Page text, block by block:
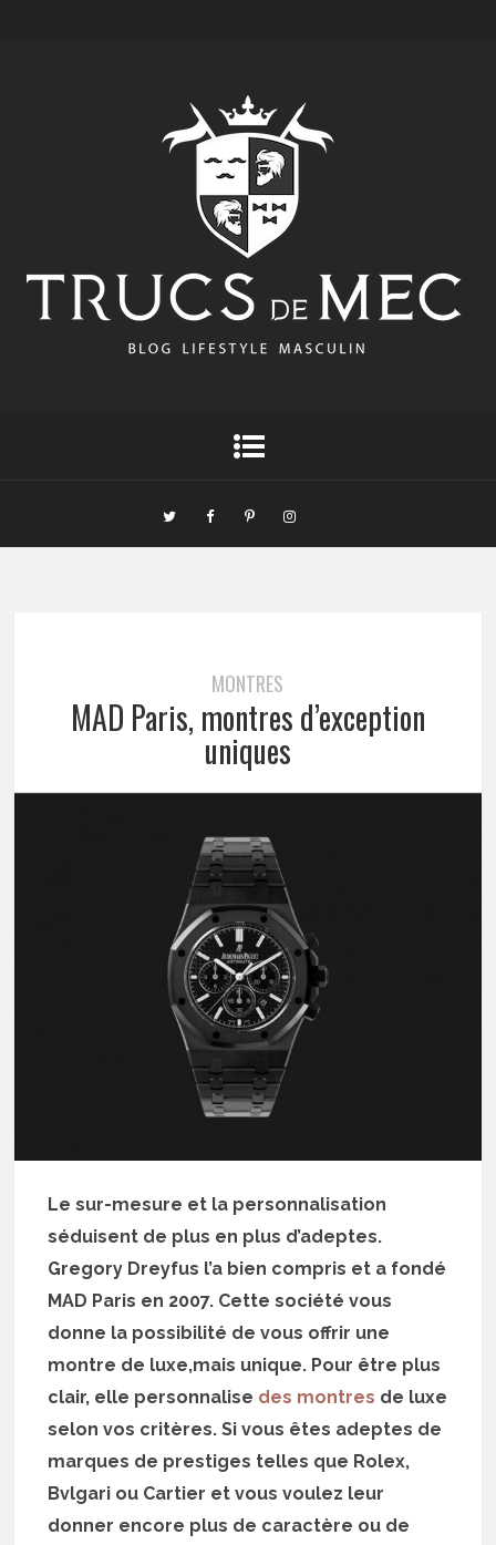
MONTRES
MAD Paris, montres d’exception
uniques
Le sur-mesure et la personnalisation
séduisent de plus en plus d’adeptes.
Gregory Dreyfus l’a bien compris et a fondé
MAD Paris en 2007. Cette société vous
donne la possibilité de vous offrir une
montre de luxe,mais unique. Pour être plus
clair, elle personnalise des montres de luxe
selon vos critères. Si vous êtes adeptes de
marques de prestiges telles que Rolex,
Bvlgari ou Cartier et vous voulez leur
donner encore plus de caractère ou de